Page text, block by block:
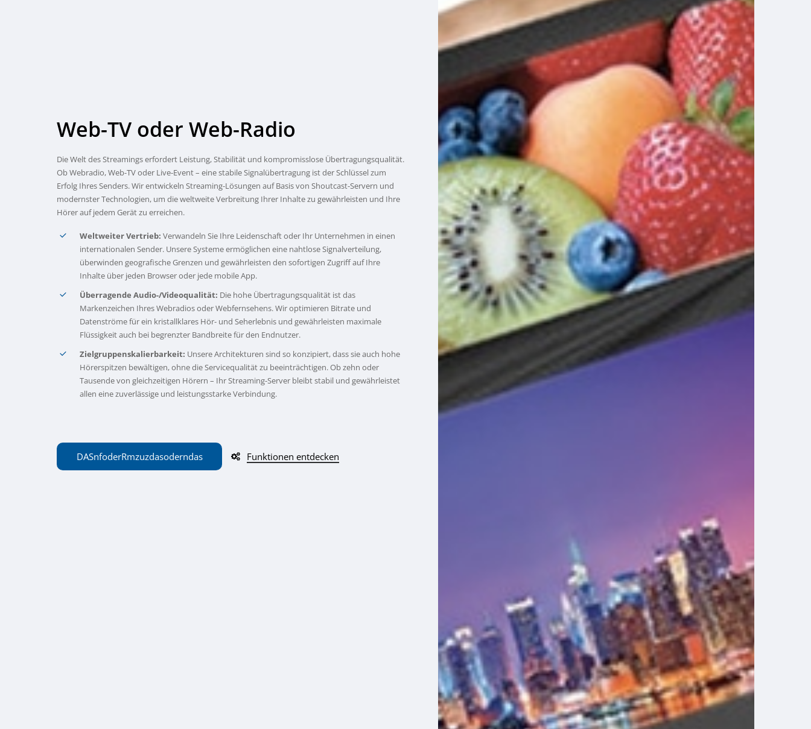
Web-TV oder Web-Radio
Die Welt des Streamings erfordert Leistung, Stabilität und kompromisslose Übertragungsqualität.
Ob Webradio, Web-TV oder Live-Event – eine stabile Signalübertragung ist der Schlüssel zum
Erfolg Ihres Senders. Wir entwickeln Streaming-Lösungen auf Basis von Shoutcast-Servern und
modernster Technologien, um die weltweite Verbreitung Ihrer Inhalte zu gewährleisten und Ihre
Hörer auf jedem Gerät zu erreichen.
Weltweiter Vertrieb: Verwandeln Sie Ihre Leidenschaft oder Ihr Unternehmen in einen
internationalen Sender. Unsere Systeme ermöglichen eine nahtlose Signalverteilung,
überwinden geografische Grenzen und gewährleisten den sofortigen Zugriff auf Ihre
Inhalte über jeden Browser oder jede mobile App.
Überragende Audio-/Videoqualität: Die hohe Übertragungsqualität ist das
Markenzeichen Ihres Webradios oder Webfernsehens. Wir optimieren Bitrate und
Datenströme für ein kristallklares Hör- und Seherlebnis und gewährleisten maximale
Flüssigkeit auch bei begrenzter Bandbreite für den Endnutzer.
Zielgruppenskalierbarkeit: Unsere Architekturen sind so konzipiert, dass sie auch hohe
Hörerspitzen bewältigen, ohne die Servicequalität zu beeinträchtigen. Ob zehn oder
Tausende von gleichzeitigen Hörern – Ihr Streaming-Server bleibt stabil und gewährleistet
allen eine zuverlässige und leistungsstarke Verbindung.
DASnfoderRmzuzdasoderndas Funktionen entdecken